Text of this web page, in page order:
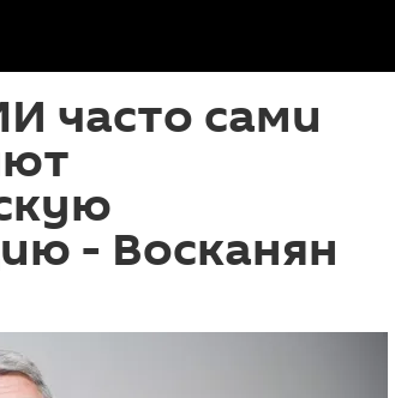
часто сами
- Восканян